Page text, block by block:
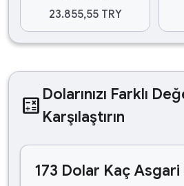
23.855,55 TRY
calculate Dolarınızı Farklı
Karşılaştırın
173 Dolar Kaç